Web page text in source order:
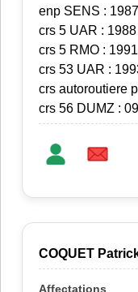
enp SENS :
crs 5 UAR :
crs 5 RMO :
crs 53 UAR :
crs autoroutiere
crs 56 DUMZ :
COQUET